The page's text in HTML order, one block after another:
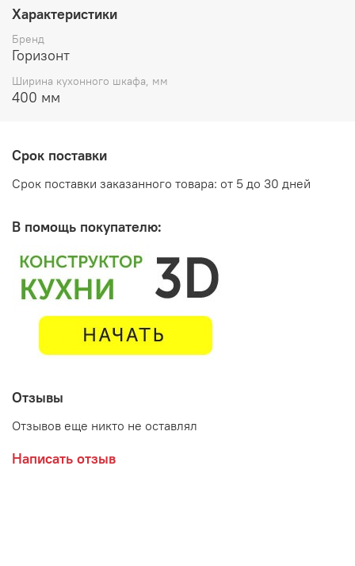
высота 690 мм
Корпус
Характеристики
Бренд
Горизонт
Ширина кухонного шкафа, мм
400 мм
Срок поставки
Срок поставки заказанного товара: от 5 до 30 дней
В помощь покупателю:
Отзывы
Отзывов еще никто не оставлял
Написать отзыв